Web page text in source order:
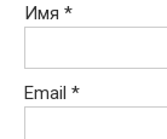
Имя *
Email *